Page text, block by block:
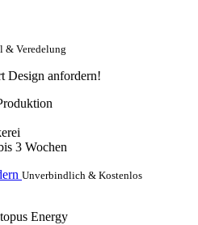
& Veredelung
Design anfordern!
3 Wochen
Unverbindlich & Kostenlos